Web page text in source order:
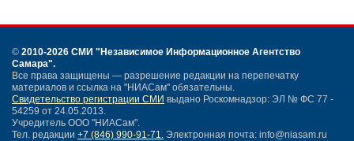
© 2010-2026 СМИ "Независимое Информационное Агентство
Самара".
Все права защищены — разрешение редакции на перепечатку
материалов и ссылка на "НИАСам" обязательны.
Свидетельство регистрации СМИ выдано Роскомнадзор: ЭЛ № ФС 77 -
54259 от 24.05.2013.
Учредитель ООО "НИАСам".
Тел. редакции +7 (846) 990-91-71. Электронная почта: info@niasam.ru